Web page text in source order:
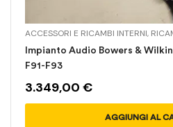
ACCESSORI E RICAMBI INTERNI,
Impianto Audio Bowers &
F91-F93
3.349,00 €
AGGIUNGI AL